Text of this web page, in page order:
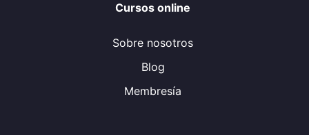
Cursos online
Sobre nosotros
Blog
Membresía